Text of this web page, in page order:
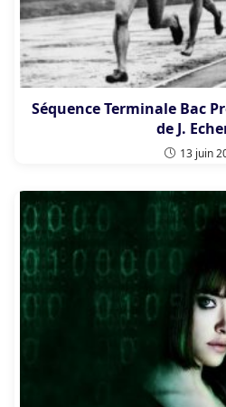
Séquence Terminale Bac
de J.
13 juin